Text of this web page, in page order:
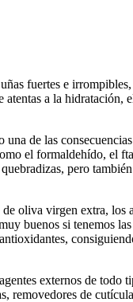
fuertes e
a la
de las
el formaldehído,
pero
oliva virgen extra,
buenos si tenemos
externos de todo
removedores de